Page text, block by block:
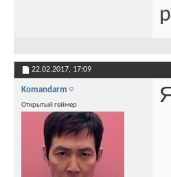
22.02.2017, 17:09
Komandarm
Открытый геймер